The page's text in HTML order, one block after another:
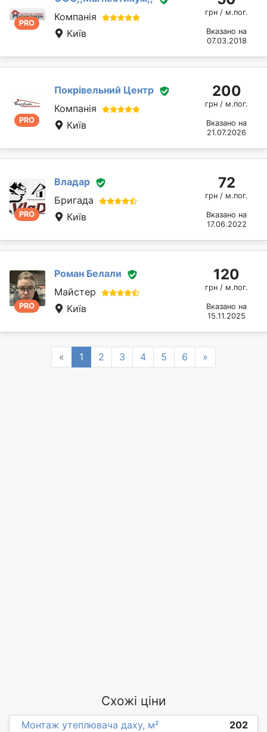
PRO
Компанія
Київ
грн / м.пог.
Вказано на
07.03.2018
PRO
Покрівельний Центр
Компанія
Київ
200
грн / м.пог.
Вказано на
21.07.2026
PRO
Владар
Бригада
Київ
72
грн / м.пог.
Вказано на
17.06.2022
PRO
Роман Белали
Майстер
Київ
120
грн / м.пог.
Вказано на
15.11.2025
« Previous
1 2 3 4 5 6 »
Схожі ціни
Монтаж утеплювача даху, м² 202